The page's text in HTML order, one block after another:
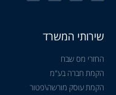
שירותי המשרד
החזרי מס שבח
הקמת חברה בע"מ
הקמת עוסק מורשה\פטור